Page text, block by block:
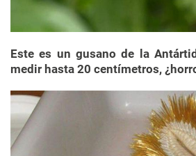
Este es un gusano de la
medir hasta 20 centímetros,